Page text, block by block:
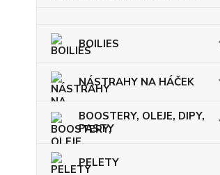
BOILIES
NÁSTRAHY NA HÁČEK
BOOSTERY, OLEJE, DIPY,
PASTY
PELETY